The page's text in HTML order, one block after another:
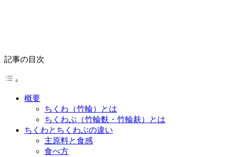
記事の目次
概要
ちくわ（竹輪）とは
ちくわぶ（竹輪麩・竹輪麸）とは
ちくわとちくわぶの違い
主原料と食感
食べ方